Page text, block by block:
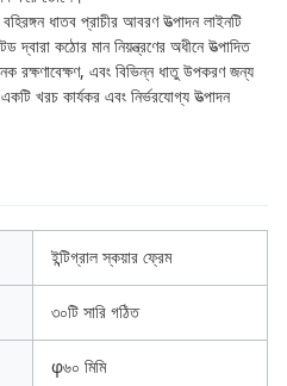
ধাতব প্রাচীর আবরণ উত্পাদন লাইনটি
দ্বারা কঠোর মান নিয়ন্ত্রণের অধীনে উত্পাদিত
রক্ষণাবেক্ষণ, এবং বিভিন্ন ধাতু উপকরণ জন্য
খরচ কার্যকর এবং নির্ভরযোগ্য উত্পাদন
ইন্টিগ্রাল স্কয়ার ফ্রেম
৩০টি সারি গঠিত
φ৬০ মিমি